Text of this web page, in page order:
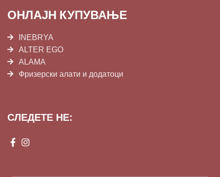
ОНЛАЈН КУПУВАЊЕ
INEBRYA
ALTER EGO
ALAMA
Фризерски алати и додатоци
СЛЕДЕТЕ НЕ: